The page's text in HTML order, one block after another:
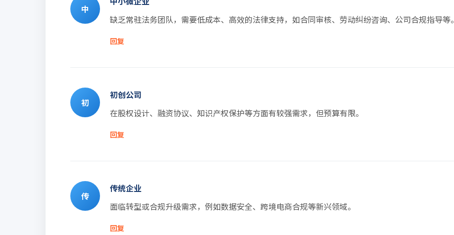
中
缺乏常驻法务团队，需要低成本、高效的法律支持，如合同审核、劳动纠纷咨询、公司合规指导等。
回复
初
初创公司
在股权设计、融资协议、知识产权保护等方面有较强需求，但预算有限。
回复
传
传统企业
面临转型或合规升级需求，例如数据安全、跨境电商合规等新兴领域。
回复